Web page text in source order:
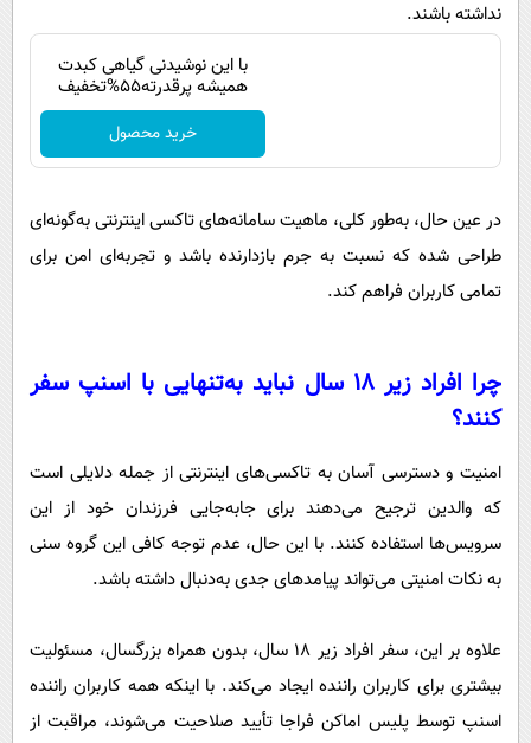
سیاست خارجی
نداشته باشند.
با این نوشیدنی گیاهی کبدت
همیشه پرقدرته55%تخفیف
خرید محصول
در عین حال، به‌طور کلی، ماهیت سامانه‌های تاکسی اینترنتی به‌گونه‌ای
طراحی شده که نسبت به جرم بازدارنده باشد و تجربه‌ای امن برای
تمامی کاربران فراهم کند.
چرا افراد زیر ۱۸ سال نباید به‌تنهایی با اسنپ سفر
کنند؟
امنیت و دسترسی آسان به تاکسی‌های اینترنتی از جمله دلایلی است
که والدین ترجیح می‌دهند برای جابه‌جایی فرزندان خود از این
سرویس‌ها استفاده کنند. با این حال، عدم توجه کافی این گروه سنی
به نکات امنیتی می‌تواند پیامدهای جدی به‌دنبال داشته باشد.
علاوه بر این، سفر افراد زیر ۱۸ سال، بدون همراه بزرگسال، مسئولیت‌
بیشتری برای کاربران راننده ایجاد می‌کند. با اینکه همه کاربران راننده
اسنپ توسط پلیس اماکن فراجا تأیید صلاحیت می‌شوند، مراقبت از